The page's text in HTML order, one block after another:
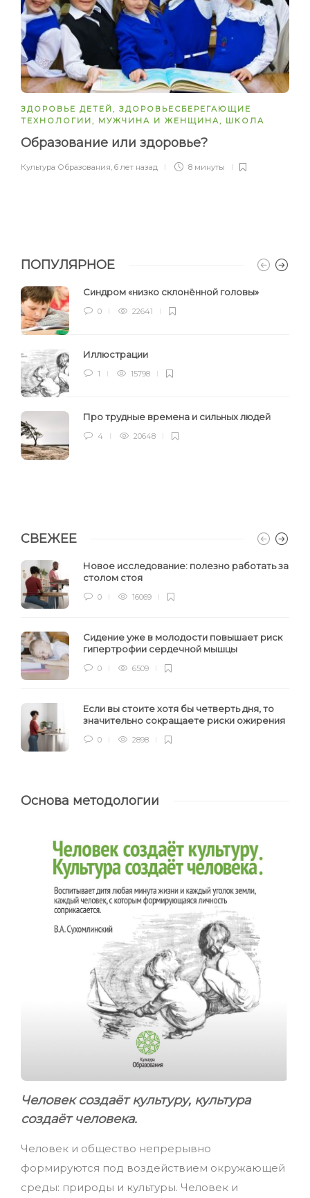
ЗДОРОВЬЕ ДЕТЕЙ, ЗДОРОВЬЕСБЕРЕГАЮЩИЕ
ТЕХНОЛОГИИ, МУЖЧИНА И ЖЕНЩИНА, ШКОЛА
Образование или здоровье?
Культура Образования, 6 лет назад 8 минуты
ПОПУЛЯРНОЕ
Синдром «низко склонённой головы»
0 22641
Иллюстрации
1 15798
Про трудные времена и сильных людей
4 20648
СВЕЖЕЕ
Новое исследование: полезно работать за
столом стоя
0 16069
Сидение уже в молодости повышает риск
гипертрофии сердечной мышцы
0 6509
Если вы стоите хотя бы четверть дня, то
значительно сокращаете риски ожирения
0 2898
Основа методологии
Человек создаёт культуру, культура
создаёт человека.
Человек и общество непрерывно
формируются под воздействием окружающей
среды: природы и культуры. Человек и